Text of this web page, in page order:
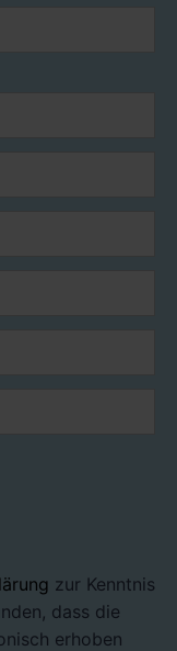
zur Kenntnis
dass die
erhoben